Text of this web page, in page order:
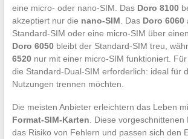
eine micro- oder nano-SIM. Das Doro 8100
akzeptiert nur die nano-SIM . Das Doro 6060
Standard-SIM oder eine micro-SIM über
Doro 6050bleibt der Standard-SIM treu,
6520nur mit einer micro-SIM funktioniert.
die Standard-Dual-SIM erforderlich: ideal für
Nutzungen trennen möchten.
Die meisten Anbieter erleichtern das Leben
Format-SIM-Karten . Diese
das Risiko von Fehlern und passen sich den